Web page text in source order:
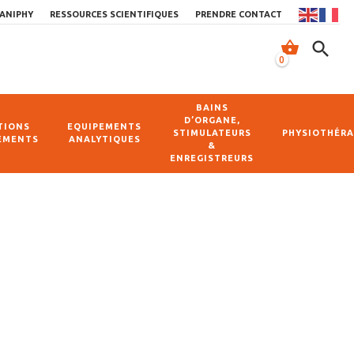
0
shopping_basket search
RESSOURCES SCIENTIFIQUES PRENDRE CONTACT
EQUIPEMENTS
ANALYTIQUES
BAINS
D’ORGANE,
STIMULATEURS
&
ENREGISTREURS